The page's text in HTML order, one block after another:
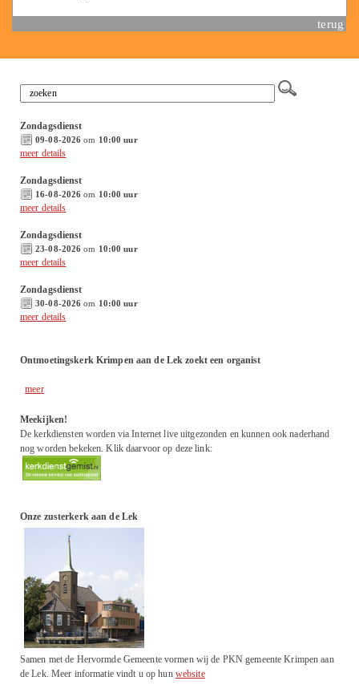
terug
Zondagsdienst
09-08-2026 om 10:00 uur
meer details
Zondagsdienst
16-08-2026 om 10:00 uur
meer details
Zondagsdienst
23-08-2026 om 10:00 uur
meer details
Zondagsdienst
30-08-2026 om 10:00 uur
meer details
Ontmoetingskerk Krimpen aan de Lek zoekt een organist
meer
Meekijken!
De kerkdiensten worden via Internet live uitgezonden en kunnen ook naderhand
nog worden bekeken. Klik daarvoor op deze link:
Onze zusterkerk aan de Lek
Samen met de Hervormde Gemeente vormen wij de PKN gemeente Krimpen aan
de Lek. Meer informatie vindt u op hun website